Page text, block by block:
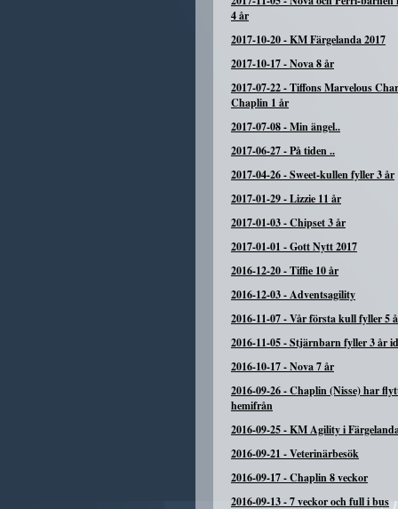
4 år
2017-10-20-KM Färgelanda 2017
2017-10-17-Nova 8 år
2017-07-22-Tiffons Marvelous
Chaplin 1 år
2017-07-08-Min ängel..
2017-06-27-På tiden ..
2017-04-26-Sweet-kullen fyller 3 år
2017-01-29-Lizzie 11 år
2017-01-03-Chipset 3 år
2017-01-01 -Gott Nytt 2017
2016-12-20-Tiffie 10 år
2016-12-03-Adventsagility
2016-11-07-Vår första kull fyller 5
2016-11-05-Stjärnbarn fyller 3 år
2016-10-17-Nova 7 år
2016-09-26-Chaplin (Nisse) har
hemifrån
2016-09-25-KM Agility i
2016-09-21 -Veterinärbesök
2016-09-17-Chaplin 8 veckor
2016-09-13-7 veckor och full i bus